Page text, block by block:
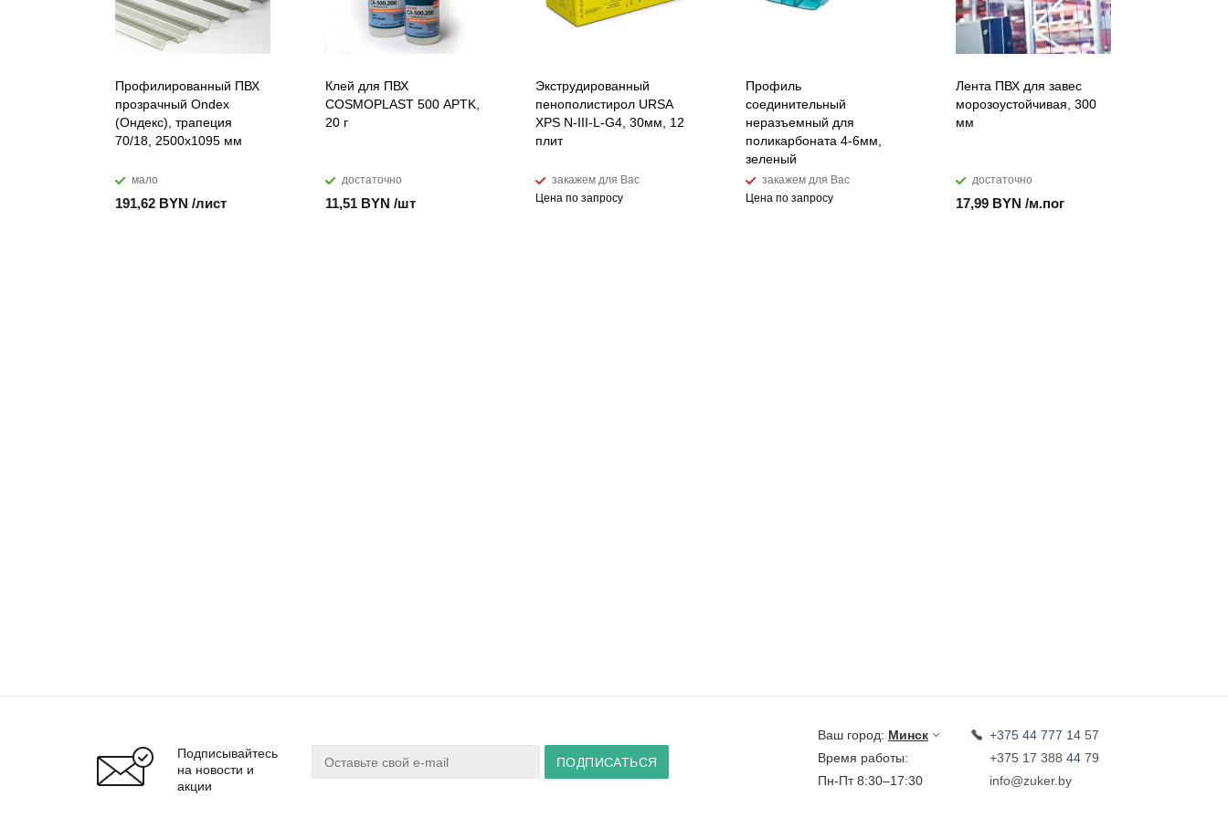
Профилированный ПВХ
прозрачный Ondex
(Ондекс), трапеция
70/18, 2500х1095 мм
мало
191,62 BYN /лист
Клей для ПВХ
COSMOPLAST 500 APTK,
20 г
достаточно
11,51 BYN /шт
Экструдированный
пенополистирол URSA
XPS N-III-L-G4, 30мм, 12
плит
закажем для Вас
Цена по запросу
Профиль
соединительный
неразъемный для
поликарбоната 4-6мм,
зеленый
закажем для Вас
Цена по запросу
Лента ПВХ для завес
морозоустойчивая, 300
мм
достаточно
17,99 BYN /м.пог
Подписывайтесь
на новости и
акции
Ваш город: Минск
Время работы:
Пн-Пт 8:30–17:30
+375 44 777 14 57
+375 17 388 44 79
info@zuker.by